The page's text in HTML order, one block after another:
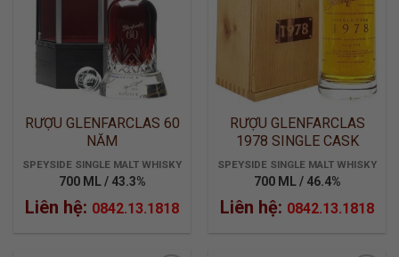
RƯỢU GLENFARCLAS 60
NĂM
SPEYSIDE SINGLE MALT WHISKY
700 ML / 43.3%
Liên hệ: 0842.13.1818
RƯỢU GLENFARCLAS
1978 SINGLE CASK
SPEYSIDE SINGLE MALT WHISKY
700 ML / 46.4%
Liên hệ: 0842.13.1818